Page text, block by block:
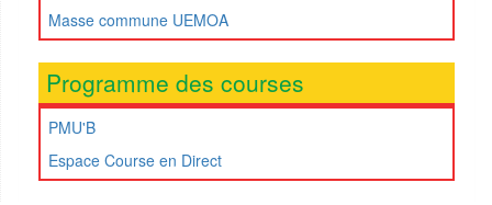
Masse commune UEMOA
Programme des courses
PMU'B
Espace Course en Direct